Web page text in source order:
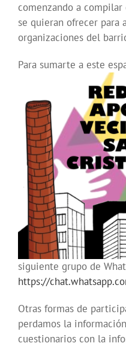
comenzando a
se quieran ofrecer para
organizaciones del
Para sumarte a este
siguiente grupo de
https://
Otras formas de
perdamos la
cuestionarios con la